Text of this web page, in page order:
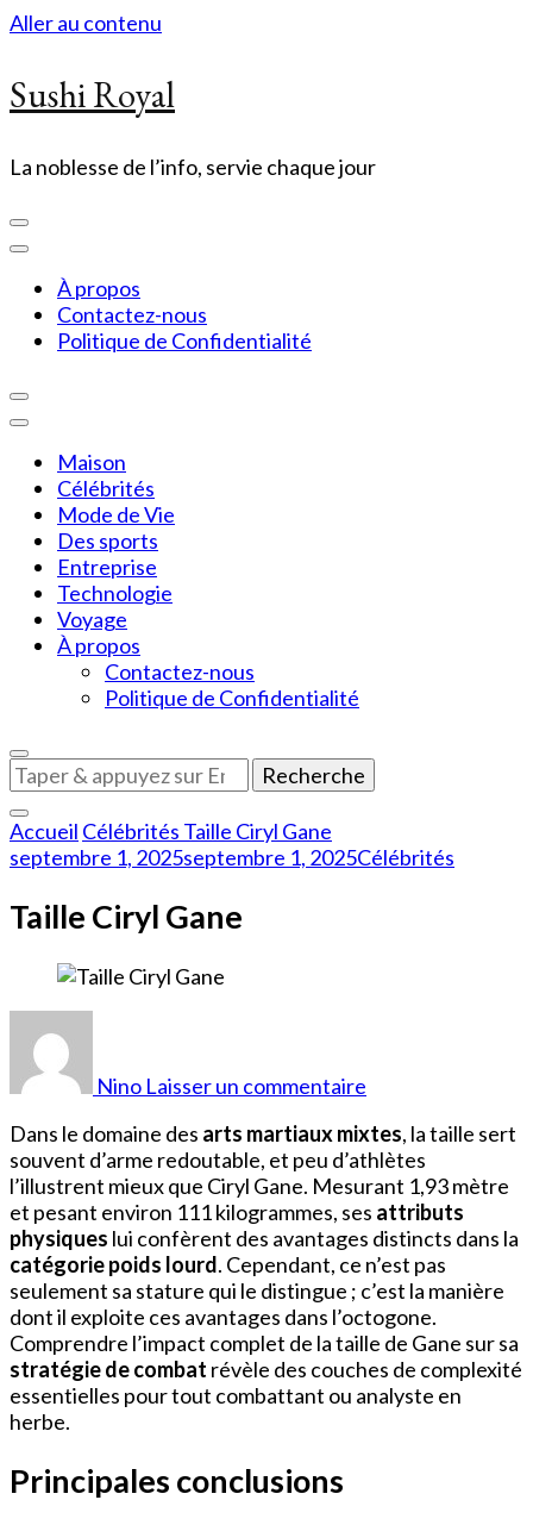
Aller au contenu
Sushi Royal
La noblesse de l’info, servie chaque jour
À propos
Contactez-nous
Politique de Confidentialité
Maison
Célébrités
Mode de Vie
Des sports
Entreprise
Technologie
Voyage
À propos
Contactez-nous
Politique de Confidentialité
Vous
recherchiez
quelque
chose
?
Accueil Célébrités Taille Ciryl Gane
septembre 1, 2025septembre 1, 2025Célébrités
Taille Ciryl Gane
Nino Laisser un commentaire
Gane
Dans le domaine des arts martiaux mixtes, la taille sert
souvent d’arme redoutable, et peu d’athlètes
l’illustrent mieux que Ciryl Gane. Mesurant 1,93 mètre
et pesant environ 111 kilogrammes, ses attributs
physiques lui confèrent des avantages distincts dans la
catégorie poids lourd. Cependant, ce n’est pas
seulement sa stature qui le distingue ; c’est la manière
dont il exploite ces avantages dans l’octogone.
Comprendre l’impact complet de la taille de Gane sur sa
stratégie de combat révèle des couches de complexité
essentielles pour tout combattant ou analyste en
herbe.
Principales conclusions